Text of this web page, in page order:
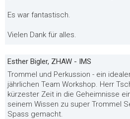
Es war fantastisch.
Vielen Dank für alles.
Esther Bigler, ZHAW - IMS
Trommel und Perkussion - ein
jährlichen Team Workshop. Herr
kürzester Zeit in die Geheimnisse
seinem Wissen zu super Trommel
Spass gemacht.